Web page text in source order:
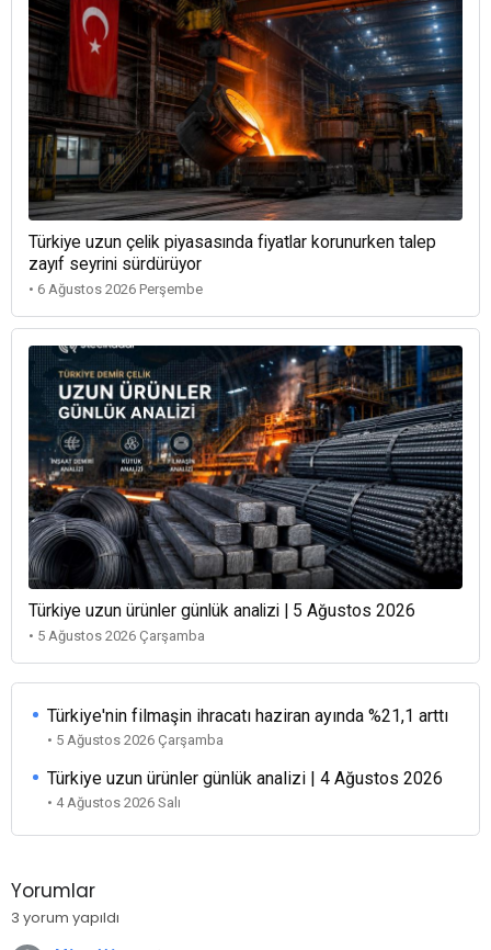
Türkiye uzun çelik piyasasında fiyatlar korunurken talep
zayıf seyrini sürdürüyor
• 6 Ağustos 2026 Perşembe
Türkiye uzun ürünler günlük analizi | 5 Ağustos 2026
• 5 Ağustos 2026 Çarşamba
Türkiye'nin filmaşin ihracatı haziran ayında %21,1 arttı
• 5 Ağustos 2026 Çarşamba
Türkiye uzun ürünler günlük analizi | 4 Ağustos 2026
• 4 Ağustos 2026 Salı
Yorumlar
3 yorum yapıldı